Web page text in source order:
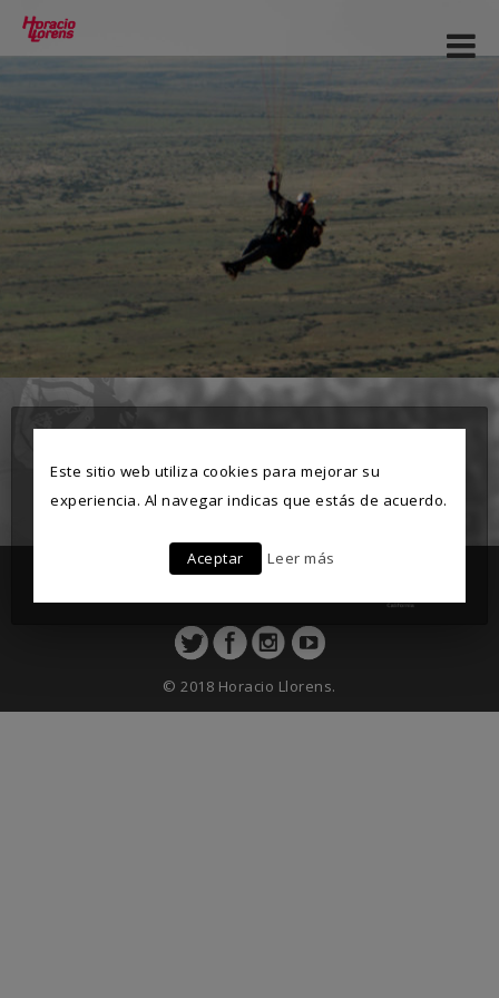
EVENTOS
© 2018 Horacio Llorens.
Este sitio web utiliza cookies para mejorar su
experiencia. Al navegar indicas que estás de acuerdo.
Aceptar Leer más